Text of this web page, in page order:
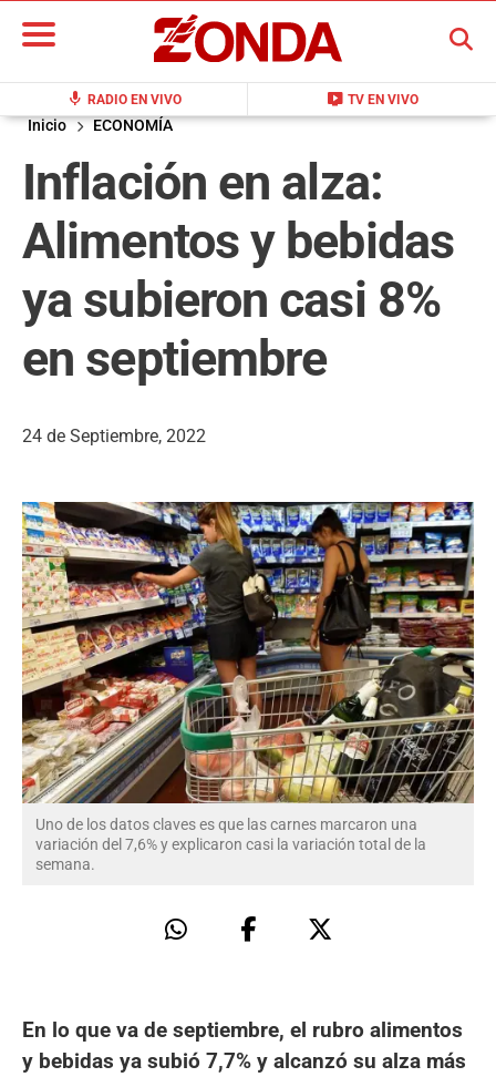
mic RADIO EN VIVO live_tv TV EN VIVO
BUSCAR
Inicio ECONOMÍA
Inflación en alza:
Alimentos y bebidas
ya subieron casi 8%
en septiembre
24 de Septiembre, 2022
Uno de los datos claves es que las carnes marcaron una
variación del 7,6% y explicaron casi la variación total de la
semana.
En lo que va de septiembre, el rubro alimentos
y bebidas ya subió 7,7% y alcanzó su alza más